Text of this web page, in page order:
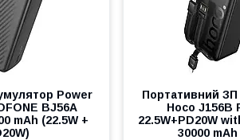
Power
BJ56A
mAh (22.5W +
Портативний
Hoco J156B
22.5W+PD20W
30000